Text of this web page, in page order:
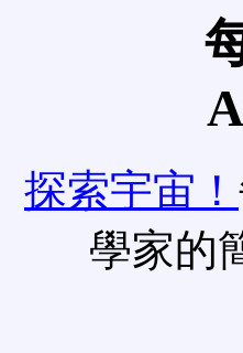
探索宇宙！
學家的